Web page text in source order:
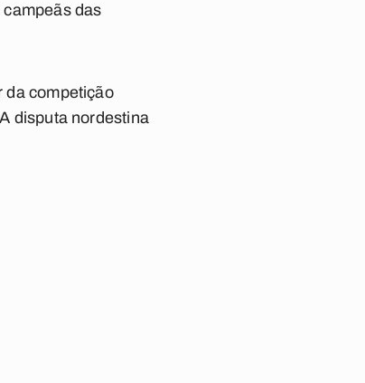
das
da competição
disputa nordestina